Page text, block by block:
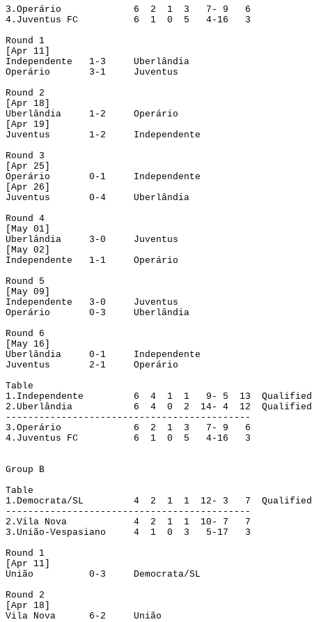
3. Operário 6 2 1 3 7- 9
6
4. Juventus FC 6 1 0 5 4-16
3
Round 1
Apr 11]
Independente
1-3
Uberlândia
Operário
3-1
Juventus
Round 2
Apr 18]
Uberlândia
1-2
Operário
Apr 19]
Juventus
1-2
Independente
Round 3
Apr 25]
Operário
0-1
Independente
Apr 26]
Juventus
0-4
Uberlândia
Round 4
May 01]
Uberlândia
3-0
Juventus
May 02]
Independente
1-1
Operário
Round 5
May 09]
Independente
3-0
Juventus
Operário
0-3
Uberlândia
Round 6
May 16]
Uberlândia
0-1
Independente
Juventus
2-1
Operário
Table
1. Independente 6 4 1 1 9- 5 13
Qualified
2. Uberlândia 6 4 0 2 14- 4 12
Qualified
--------------------------------------------
3. Operário 6 2 1 3 7- 9
6
4. Juventus FC 6 1 0 5 4-16 3
Group B
Table
1. Democrata/SL 4 2 1 1 12- 3 7
Qualified
--------------------------------------------
2. Vila Nova 4 2 1 1 10- 7
7
3. União-Vespasiano 4 1 0 3 5-17
3
Round 1
Apr 11]
União
0-3
Democrata/SL
Round 2
Apr 18]
Vila Nova
6-2
União